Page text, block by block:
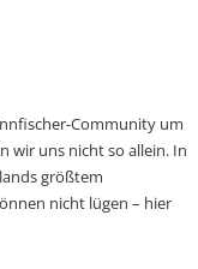
Community um
wir uns nicht so allein. In
größtem
nicht lügen – hier